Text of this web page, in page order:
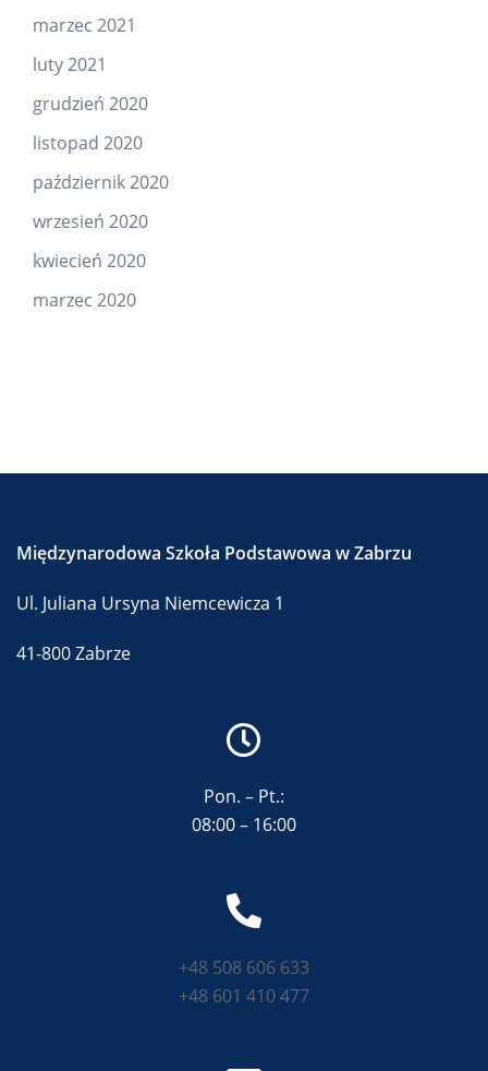
marzec 2021
luty 2021
grudzień 2020
listopad 2020
październik 2020
wrzesień 2020
kwiecień 2020
marzec 2020
Międzynarodowa Szkoła Podstawowa w Zabrzu
Ul. Juliana Ursyna Niemcewicza 1
41-800 Zabrze
Pon. – Pt.:
08:00 – 16:00
+48 508 606 633
+48 601 410 477